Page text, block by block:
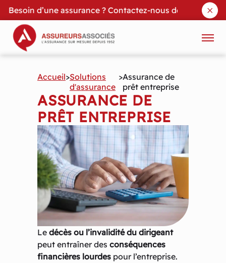
Skip to content
Besoin d’une assurance ? Contactez-nous dès
Accueil>Solutions
d'assurance
>Assurance de
prêt entreprise
ASSURANCE DE
PRÊT ENTREPRISE
Le décès ou l’invalidité du dirigeant
peut entraîner des conséquences
financières lourdes pour l’entreprise.